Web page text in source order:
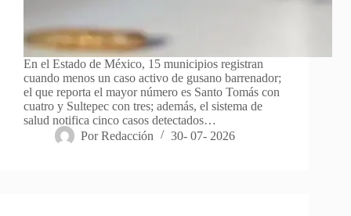
En el Estado de México, 15 municipios registran
cuando menos un caso activo de gusano barrenador;
el que reporta el mayor número es Santo Tomás con
cuatro y Sultepec con tres; además, el sistema de
salud notifica cinco casos detectados…
Por Redacción 30- 07- 2026